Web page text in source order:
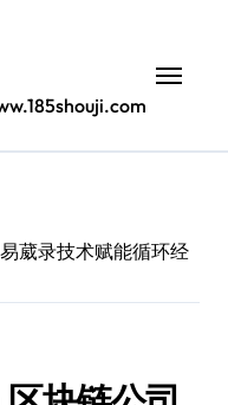
葳录技术赋能循环经